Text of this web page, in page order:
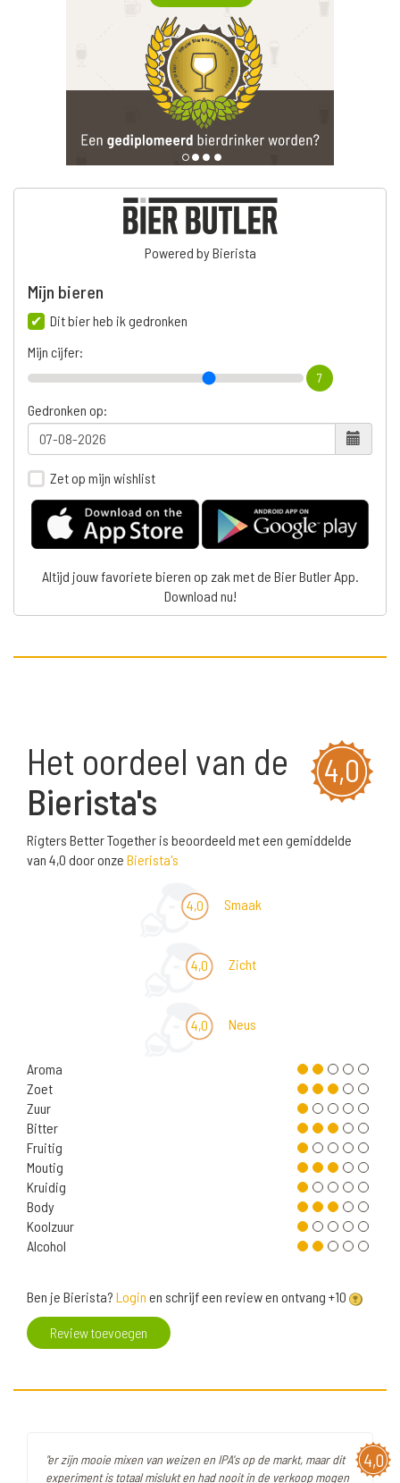
Powered by Bierista
Mijn bieren
Dit bier heb ik gedronken
Mijn cijfer:
7
Gedronken op:
Zet op mijn wishlist
Altijd jouw favoriete bieren op zak met de Bier Butler App.
Download nu!
4,0
Het oordeel van de
Bierista's
Rigters Better Together is beoordeeld met een gemiddelde
van 4,0 door onze Bierista's
4,0 Smaak
4,0 Zicht
4,0 Neus
Aroma
Zoet
Zuur
Bitter
Fruitig
Moutig
Kruidig
Body
Koolzuur
Alcohol
Ben je Bierista? Login en schrijf een review en ontvang +10
Review toevoegen
4,0
"er zijn mooie mixen van weizen en IPA's op de markt, maar dit
experiment is totaal mislukt en had nooit in de verkoop mogen